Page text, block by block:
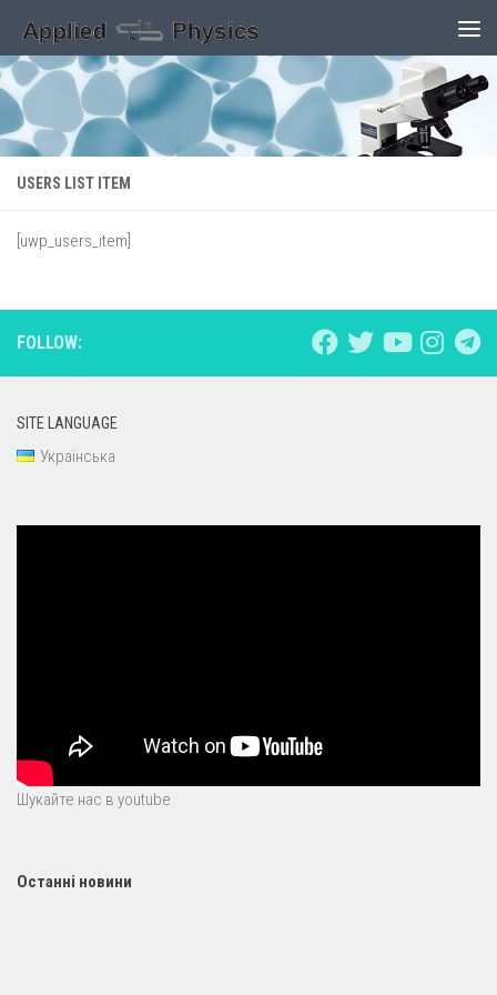
Skip to content
USERS LIST ITEM
[uwp_users_item]
FOLLOW:
SITE LANGUAGE
Українська
Шукайте нас в youtube
Останні новини